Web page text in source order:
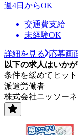
週4日からOK
交通費支給
未経験OK
詳細を見る
応募画
以下の求人はいか
条件を緩めてヒッ
派遣労働者
株式会社ニッソー